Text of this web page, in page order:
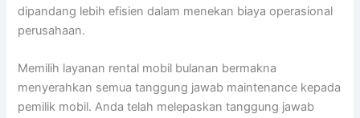
dipandang lebih efisien dalam menekan biaya operasional
perusahaan.
Memilih layanan rental mobil bulanan bermakna
menyerahkan semua tanggung jawab maintenance kepada
pemilik mobil. Anda telah melepaskan tanggung jawab